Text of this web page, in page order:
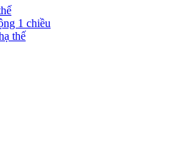
1 chiều
thế